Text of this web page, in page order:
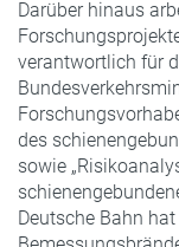
Darüber hinaus
verantwortlich für
des
sowie
Deutsche Bahn hat